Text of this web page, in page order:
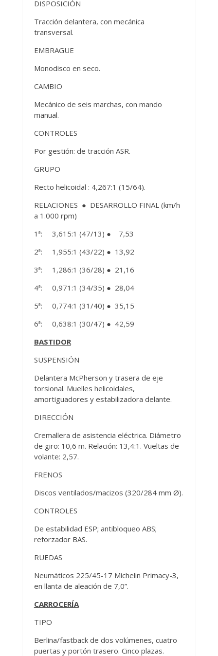
DISPOSICIÓN
Tracción delantera, con mecánica
transversal.
EMBRAGUE
Monodisco en seco.
CAMBIO
Mecánico de seis marchas, con mando
manual.
CONTROLES
Por gestión: de tracción ASR.
GRUPO
Recto helicoidal : 4,267:1 (15/64).
RELACIONES ● DESARROLLO FINAL (km/h
a 1.000 rpm)
1ª: 3,615:1 (47/13) ● 7,53
2ª: 1,955:1 (43/22) ● 13,92
3ª: 1,286:1 (36/28) ● 21,16
4ª: 0,971:1 (34/35) ● 28,04
5ª: 0,774:1 (31/40) ● 35,15
6ª: 0,638:1 (30/47) ● 42,59
BASTIDOR
SUSPENSIÓN
Delantera McPherson y trasera de eje
torsional. Muelles helicoidales,
amortiguadores y estabilizadora delante.
DIRECCIÓN
Cremallera de asistencia eléctrica. Diámetro
de giro: 10,6 m. Relación: 13,4:1. Vueltas de
volante: 2,57.
FRENOS
Discos ventilados/macizos (320/284 mm Ø).
CONTROLES
De estabilidad ESP; antibloqueo ABS;
reforzador BAS.
RUEDAS
Neumáticos 225/45-17 Michelin Primacy-3,
en llanta de aleación de 7,0”.
CARROCERÍA
TIPO
Berlina/fastback de dos volúmenes, cuatro
puertas y portón trasero. Cinco plazas.